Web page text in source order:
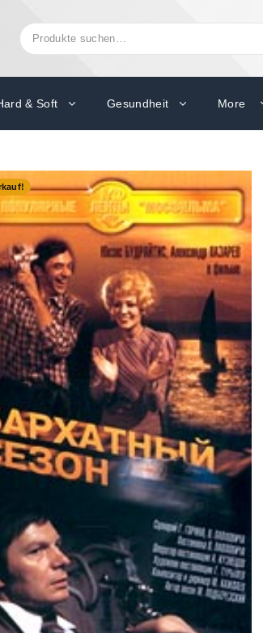
Suchen
nach:
& Soft Gesundheit More